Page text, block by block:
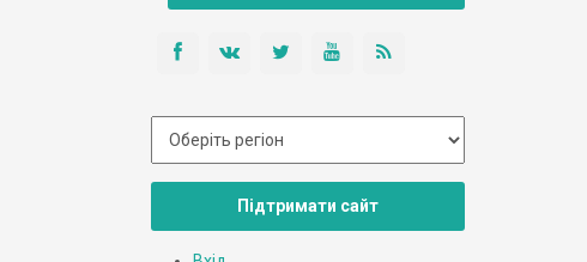
Підтримати сайт